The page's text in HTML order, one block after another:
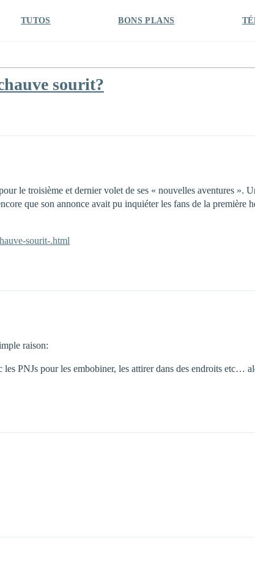
TUTOS BONS PLANS
sourit?
le troisième et dernier volet de ses « nouvelles aventures ».
que son annonce avait pu inquiéter les fans de la première
sourit-.html
raison:
PNJs pour les embobiner, les attirer dans des endroits etc…